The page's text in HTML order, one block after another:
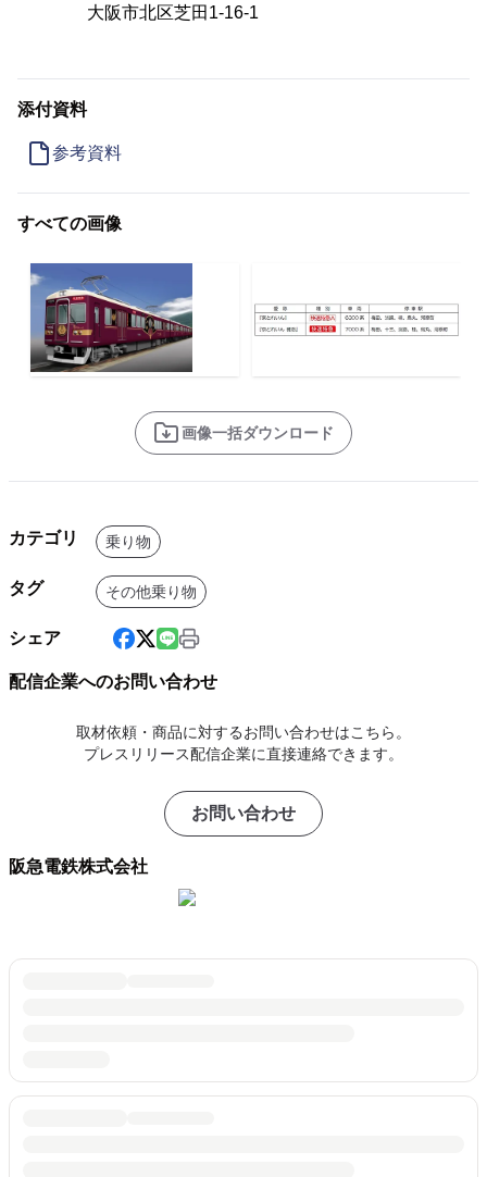
大阪市北区芝田1-16-1
添付資料
参考資料
すべての画像
画像一括ダウンロード
カテゴリ 乗り物
タグ その他乗り物
シェア
配信企業へのお問い合わせ
取材依頼・商品に対するお問い合わせはこちら。
プレスリリース配信企業に直接連絡できます。
お問い合わせ
阪急電鉄株式会社